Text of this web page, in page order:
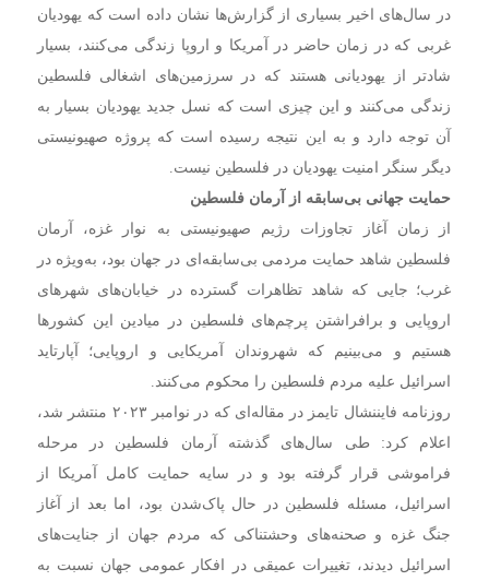
در سال‌های اخیر بسیاری از گزارش‌ها نشان داده است که یهودیان
غربی که در زمان حاضر در آمریکا و اروپا زندگی می‌کنند، بسیار
شادتر از یهودیانی هستند که در سرزمین‌های اشغالی فلسطین
زندگی می‌کنند و این چیزی است که نسل جدید یهودیان بسیار به
آن توجه دارد و به این نتیجه رسیده است که پروژه صهیونیستی
دیگر سنگر امنیت یهودیان در فلسطین نیست.
حمایت جهانی بی‌سابقه از آرمان فلسطین
از زمان آغاز تجاوزات رژیم صهیونیستی به نوار غزه، آرمان
فلسطین شاهد حمایت مردمی بی‌سابقه‌ای در جهان بود، به‌ویژه در
غرب؛ جایی که شاهد تظاهرات گسترده در خیابان‌های شهرهای
اروپایی و برافراشتن پرچم‌های فلسطین در میادین این کشورها
هستیم و می‌بینیم که شهروندان آمریکایی و اروپایی؛ آپارتاید
اسرائیل علیه مردم فلسطین را محکوم می‌کنند.
روزنامه فایننشال تایمز در مقاله‌ای که در نوامبر ۲۰۲۳ منتشر شد،
اعلام کرد: طی سال‌های گذشته آرمان فلسطین در مرحله
فراموشی قرار گرفته بود و در سایه حمایت کامل آمریکا از
اسرائیل، مسئله فلسطین در حال پاک‌شدن بود، اما بعد از آغاز
جنگ غزه و صحنه‌های وحشتناکی که مردم جهان از جنایت‌های
اسرائیل دیدند، تغییرات عمیقی در افکار عمومی جهان نسبت به